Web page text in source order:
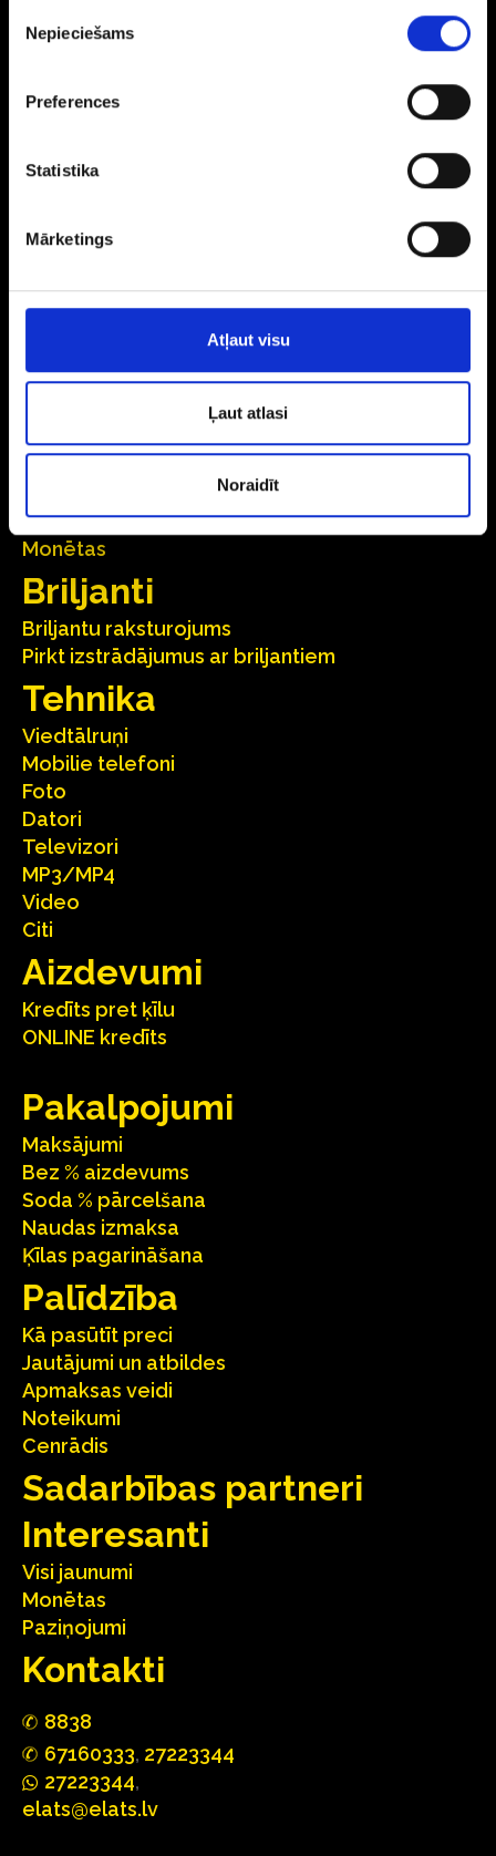
izvēle
Nepieciešams
Preferences
Statistika
Mārketings
Atļaut visu
Ļaut atlasi
Noraidīt
Zelts
Gredzeni
Ķēdītes
Monētas
Izstrādājumi ar dārgakmeņiem
Auskari
Ķēdītes
Galda piederumi
Monētas
Briljanti
Briljantu raksturojums
Pirkt izstrādājumus ar briljantiem
Tehnika
Viedtālruņi
Mobilie telefoni
Foto
Datori
Televizori
MP3/MP4
Video
Citi
Aizdevumi
Kredīts pret ķīlu
ONLINE kredīts
Pakalpojumi
Maksājumi
Bez % aizdevums
Soda % pārcelšana
Naudas izmaksa
Ķīlas pagarināšana
Palīdzība
Kā pasūtīt preci
Jautājumi un atbildes
Apmaksas veidi
Noteikumi
Cenrādis
Sadarbības partneri
Interesanti
Visi jaunumi
Monētas
Paziņojumi
Kontakti
8838
67160333, 27223344
27223344,
elats@elats.lv